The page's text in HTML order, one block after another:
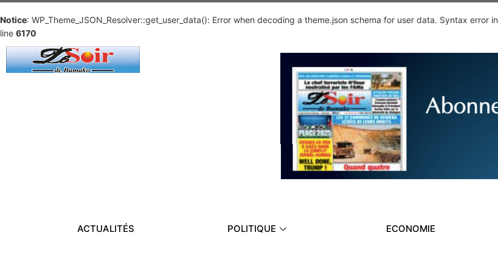
Notice: WP_Theme_JSON_Resolver::get_user_data(): Error when decoding a theme.json schema for user data. Syntax error in
line 6170
ACTUALITÉS POLITIQUE ECONOMIE